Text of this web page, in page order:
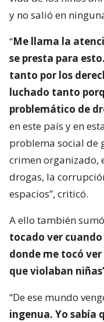
y no salió en
“Me llama la
se presta para
tanto por los
luchado tanto
problemático de
en este país y en
problema social de
crimen organizado,
drogas, la
espacios”, criticó.
A ello también sumó
tocado ver
donde me tocó
que violaban
“De ese mundo
ingenua. Yo sabía